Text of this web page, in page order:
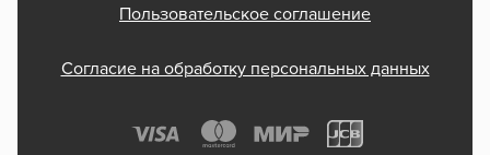
Пользовательское соглашение
Согласие на обработку персональных данных